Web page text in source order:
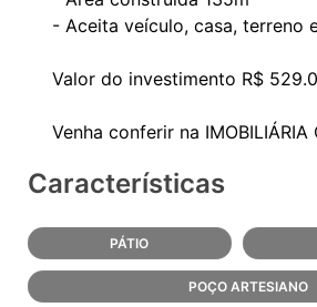
- Aceita veículo, casa, terreno
Valor do investimento R$
Características
PÁTIO
POÇO ARTESIANO